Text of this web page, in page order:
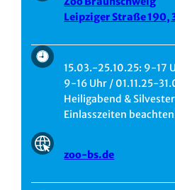
Leipziger Straße 190,
15.03.-25.10.25: 9-17
9-16 Uhr / 01.11.25-
Heiligabend &
Einlasszeiten
zoo-bs.de